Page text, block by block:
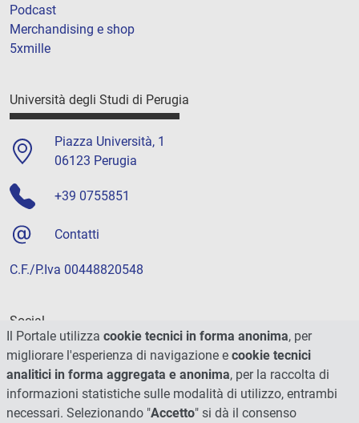
Podcast
Merchandising e shop
5xmille
Università degli Studi di Perugia
Piazza Università, 1
06123 Perugia
+39 0755851
Contatti
C.F./P.Iva 00448820548
Social
Il Portale utilizza cookie tecnici in forma anonima, per
migliorare l'esperienza di navigazione e cookie tecnici
analitici in forma aggregata e anonima, per la raccolta di
informazioni statistiche sulle modalità di utilizzo, entrambi
necessari. Selezionando "Accetto" si dà il consenso